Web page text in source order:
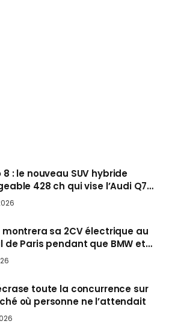
: le nouveau SUV hybride
428 ch qui vise l’Audi Q7
Europe cet automne
montrera sa 2CV électrique au
de Paris pendant que BMW et
le salon
toute la concurrence sur
où personne ne l’attendait